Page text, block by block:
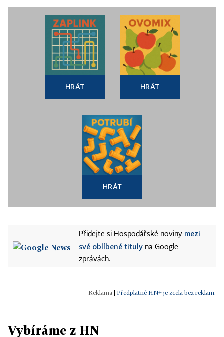
HRÁT HRÁT
HRÁT
Přidejte si Hospodářské noviny mezi
své oblíbené tituly na Google
zprávách.
Předplatné HN+ je zcela bez reklam.
Vybíráme z HN